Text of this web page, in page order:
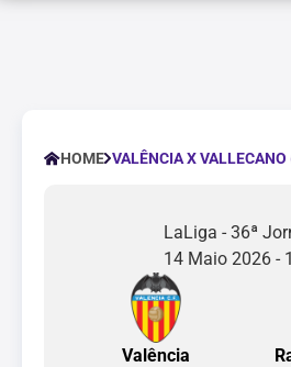
HOME VALÊNCIA X
LaLiga - 36ª
14 Maio 2026 -
Valência